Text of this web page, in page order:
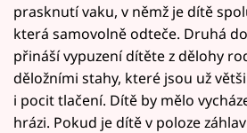
prasknutí vaku, v němž je dítě
která samovolně odteče. Druhá
přináší vypuzení dítěte z dělohy
děložními stahy, které jsou už
i pocit tlačení. Dítě by mělo
hrázi. Pokud je dítě v poloze